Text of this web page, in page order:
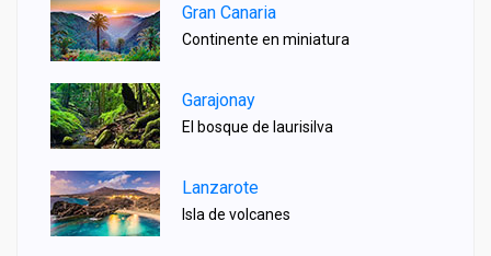
Gran Canaria
Continente en miniatura
Garajonay
El bosque de laurisilva
Lanzarote
Isla de volcanes